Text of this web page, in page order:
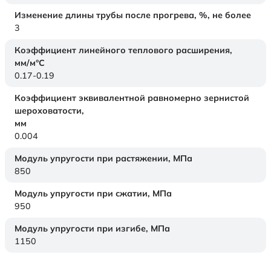
Изменение длины трубы после прогрева, %, не более
3
Коэффициент линейного теплового расширения,
мм/м°С
0.17-0.19
Коэффициент эквивалентной равномерно зернистой
шероховатости,
мм
0.004
Модуль упругости при растяжении, МПа
850
Модуль упругости при сжатии, МПа
950
Модуль упругости при изгибе, МПа
1150